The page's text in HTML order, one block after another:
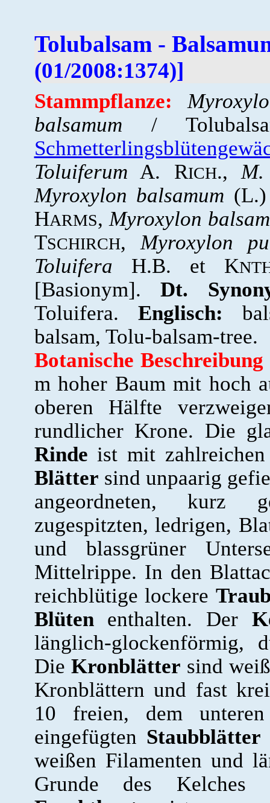
Tolubalsam -
(01/2008:1374)]
Stammpflanze:
balsamum /
Toluiferum A. RICH., M.
Myroxylon balsamum
HARMS, Myroxylon
TSCHIRCH, Myroxylon
Toluifera H.B. et K
[Basionym]. Dt.
Toluifera. Englisch:
balsam, Tolu-balsam-tree.
Botanische
m hoher Baum mit hoch
oberen Hälfte
rundlicher Krone. Die
Rinde ist mit
Blätter sind unpaarig
angeordneten, kurz
zugespitzten, ledrigen,
und blassgrüner
Mittelrippe. In den
reichblütige lockere
Blütenenthalten. Der
länglich-glockenförmig,
Die Kronblätter sind
Kronblättern und fast
10 freien, dem
eingefügten Staubblätter
weißen Filamenten und
Grunde des Kelches